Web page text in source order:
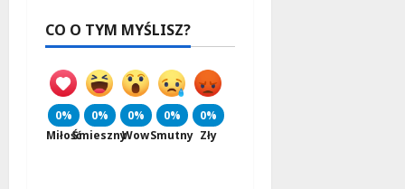
CO O TYM MYŚLISZ?
0%
Miłość
0%
Śmieszny
0%
Wow
0%
Smutny
0%
Zły